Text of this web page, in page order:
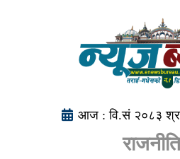
आज : वि.सं २०८३